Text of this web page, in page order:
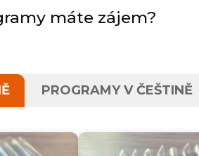
máte zájem?
PROGRAMY V ČEŠTINĚ